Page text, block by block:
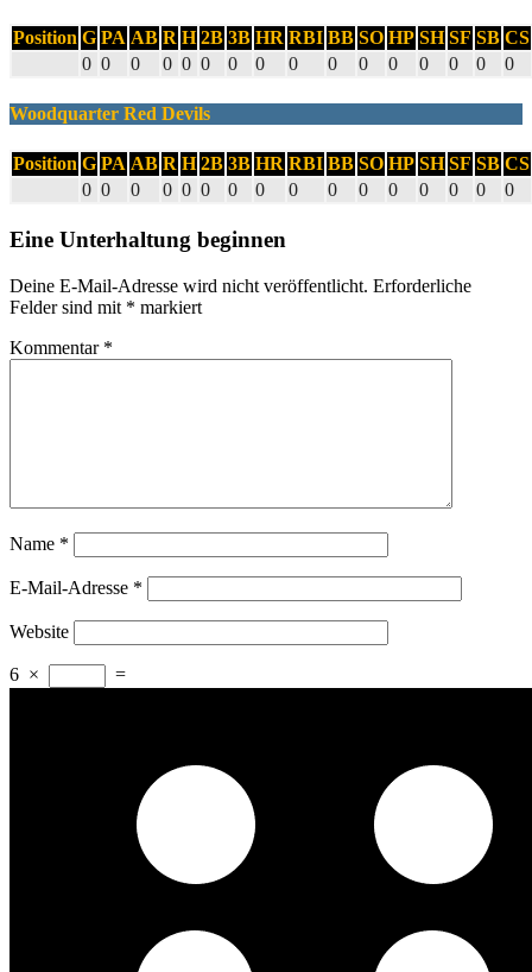
Position G PA AB R H 2B 3B HR RBI BB SO HP SH SF SB CS
0 0 0 0 0 0 0 0 0 0 0 0 0 0 0 0
Woodquarter Red Devils
Position G PA AB R H 2B 3B HR RBI BB SO HP SH SF SB CS
0 0 0 0 0 0 0 0 0 0 0 0 0 0 0 0
Eine Unterhaltung beginnen
Deine E-Mail-Adresse wird nicht veröffentlicht. Erforderliche
Felder sind mit * markiert
Kommentar *
Name *
E-Mail-Adresse *
Website
6 × =